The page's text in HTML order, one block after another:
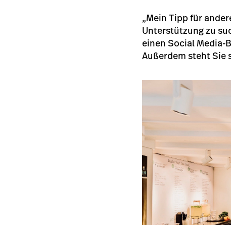
„Mein Tipp für
Unterstützung zu
einen Social Media-
Außerdem steht Sie